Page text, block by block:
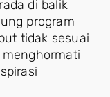
di balik
program
tidak sesuai